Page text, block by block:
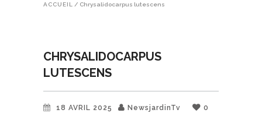
ACCUEIL / Chrysalidocarpus lutescens
CHRYSALIDOCARPUS
LUTESCENS
18 AVRIL 2025 NewsjardinTv
0